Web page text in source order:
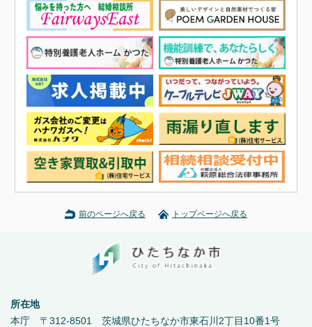
前のページへ戻る トップページへ戻る
所在地
本庁 〒312-8501 茨城県ひたちなか市東石川2丁目10番1号